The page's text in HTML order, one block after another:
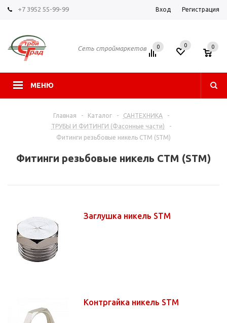
+7 3952 55-99-99 Вход Регистрация
Сеть строймаркетов
МЕНЮ
0 0 0
Главная - Каталог - САНТЕХНИКА
-
ТРУБЫ И ФИТИНГИ (Фасонные части)
-
Фитинги резьбовые никель СТМ (STM)
Фитинги резьбовые никель СТМ (STM)
Заглушка никель STM
Контргайка никель STM